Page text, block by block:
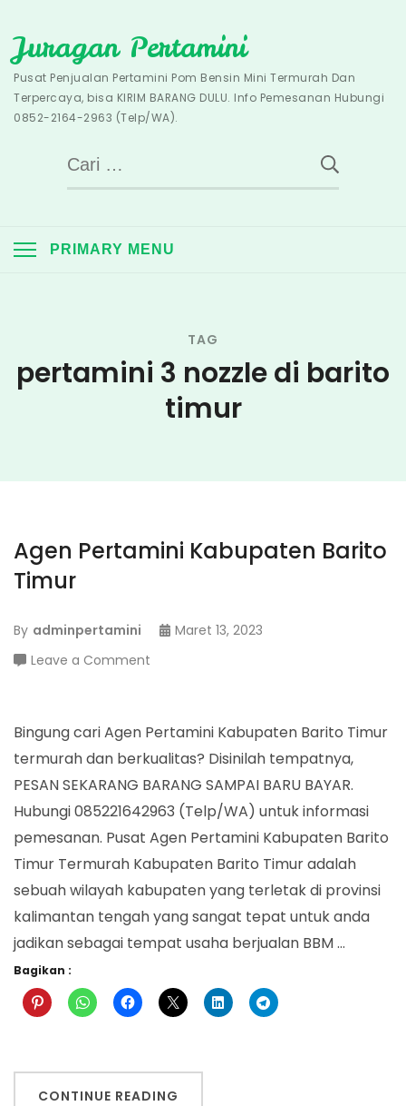
to
content
Juragan Pertamini
Pusat Penjualan Pertamini Pom Bensin Mini Termurah Dan
Terpercaya, bisa KIRIM BARANG DULU. Info Pemesanan Hubungi
0852-2164-2963 (Telp/WA).
Cari
untuk:
PRIMARY MENU
TAG
pertamini 3 nozzle di barito
timur
Agen Pertamini Kabupaten Barito
Timur
By adminpertamini
Maret 13, 2023
Leave a Comment
Kabupaten
Barito
Timur
Bingung cari Agen Pertamini Kabupaten Barito Timur
termurah dan berkualitas? Disinilah tempatnya,
PESAN SEKARANG BARANG SAMPAI BARU BAYAR.
Hubungi 085221642963 (Telp/WA) untuk informasi
pemesanan. Pusat Agen Pertamini Kabupaten Barito
Timur Termurah Kabupaten Barito Timur adalah
sebuah wilayah kabupaten yang terletak di provinsi
kalimantan tengah yang sangat tepat untuk anda
jadikan sebagai tempat usaha berjualan BBM …
Bagikan :
CONTINUE READING